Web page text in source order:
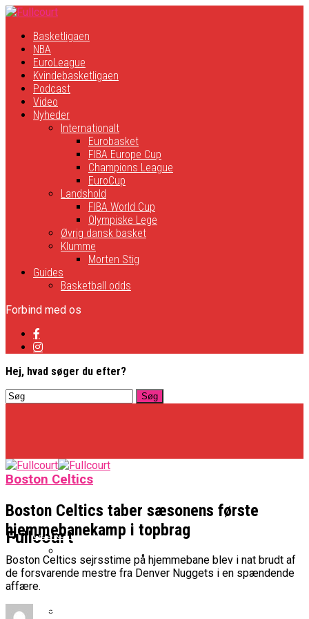
Basketligaen
NBA
EuroLeague
Kvindebasketligaen
Podcast
Video
Nyheder
Internationalt
Eurobasket
FIBA Europe Cup
Champions League
EuroCup
Landshold
FIBA World Cup
Olympiske Lege
Øvrig dansk basket
Klumme
Morten Stig
Guides
Basketball odds
Forbind med os
Hej, hvad søger du efter?
Fullcourt
Basketligaen
Officielt: Vejen Gafler Dansker Hos Rabbits
NBA
Boston Celtics
Boston Celtics taber sæsonens første
hjemmebanekamp i topbrag
Boston Celtics sejrsstime på hjemmebane blev i nat brudt af
de forsvarende mestre fra Denver Nuggets i en spændende
affære.